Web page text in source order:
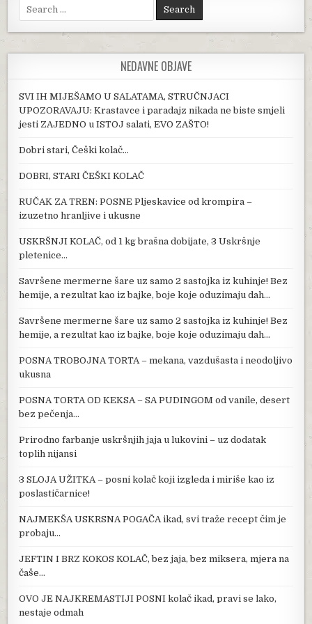
Search for:
NEDAVNE OBJAVE
SVI IH MIJEŠAMO U SALATAMA, STRUČNJACI
UPOZORAVAJU: Krastavce i paradajz nikada ne biste smjeli
jesti ZAJEDNO u ISTOJ salati, EVO ZAŠTO!
Dobri stari, Češki kolač…
DOBRI, STARI ČEŠKI KOLAČ
RUČAK ZA TREN: POSNE Pljeskavice od krompira –
izuzetno hranljive i ukusne
USKRŠNJI KOLAČ, od 1 kg brašna dobijate, 3 Uskršnje
pletenice…
Savršene mermerne šare uz samo 2 sastojka iz kuhinje! Bez
hemije, a rezultat kao iz bajke, boje koje oduzimaju dah…
Savršene mermerne šare uz samo 2 sastojka iz kuhinje! Bez
hemije, a rezultat kao iz bajke, boje koje oduzimaju dah…
POSNA TROBOJNA TORTA – mekana, vazdušasta i neodoljivo
ukusna
POSNA TORTA OD KEKSA – SA PUDINGOM od vanile, desert
bez pečenja…
Prirodno farbanje uskršnjih jaja u lukovini – uz dodatak
toplih nijansi
3 SLOJA UŽITKA – posni kolač koji izgleda i miriše kao iz
poslastičarnice!
NAJMEKŠA USKRSNA POGAČA ikad, svi traže recept čim je
probaju…
JEFTIN I BRZ KOKOS KOLAČ, bez jaja, bez miksera, mjera na
čaše…
OVO JE NAJKREMASTIJI POSNI kolač ikad, pravi se lako,
nestaje odmah